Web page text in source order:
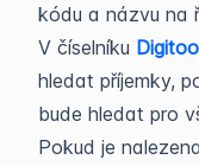
kódu a názvu na
V číselníku
hledat příjemky,
bude hledat pro
Pokud je